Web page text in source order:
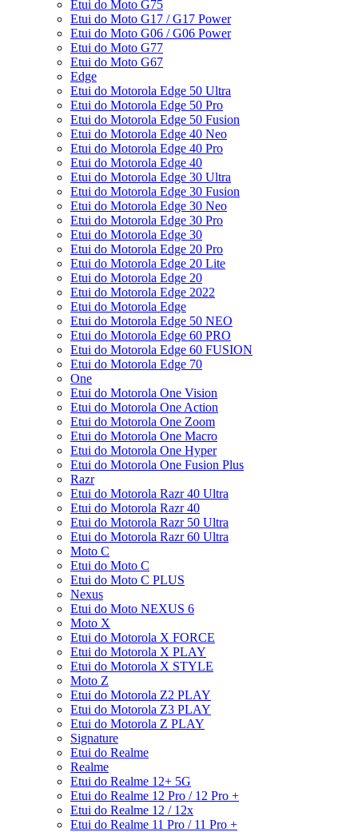
Etui do Moto G75
Etui do Moto G17 / G17 Power
Etui do Moto G06 / G06 Power
Etui do Moto G77
Etui do Moto G67
Edge
Etui do Motorola Edge 50 Ultra
Etui do Motorola Edge 50 Pro
Etui do Motorola Edge 50 Fusion
Etui do Motorola Edge 40 Neo
Etui do Motorola Edge 40 Pro
Etui do Motorola Edge 40
Etui do Motorola Edge 30 Ultra
Etui do Motorola Edge 30 Fusion
Etui do Motorola Edge 30 Neo
Etui do Motorola Edge 30 Pro
Etui do Motorola Edge 30
Etui do Motorola Edge 20 Pro
Etui do Motorola Edge 20 Lite
Etui do Motorola Edge 20
Etui do Motorola Edge 2022
Etui do Motorola Edge
Etui do Motorola Edge 50 NEO
Etui do Motorola Edge 60 PRO
Etui do Motorola Edge 60 FUSION
Etui do Motorola Edge 70
One
Etui do Motorola One Vision
Etui do Motorola One Action
Etui do Motorola One Zoom
Etui do Motorola One Macro
Etui do Motorola One Hyper
Etui do Motorola One Fusion Plus
Razr
Etui do Motorola Razr 40 Ultra
Etui do Motorola Razr 40
Etui do Motorola Razr 50 Ultra
Etui do Motorola Razr 60 Ultra
Moto C
Etui do Moto C
Etui do Moto C PLUS
Nexus
Etui do Moto NEXUS 6
Moto X
Etui do Motorola X FORCE
Etui do Motorola X PLAY
Etui do Motorola X STYLE
Moto Z
Etui do Motorola Z2 PLAY
Etui do Motorola Z3 PLAY
Etui do Motorola Z PLAY
Signature
Etui do Realme
Realme
Etui do Realme 12+ 5G
Etui do Realme 12 Pro / 12 Pro +
Etui do Realme 12 / 12x
Etui do Realme 11 Pro / 11 Pro +